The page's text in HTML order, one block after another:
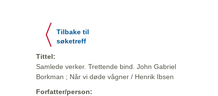
Tilbake til
søketreff
Tittel:
Samlede verker. Trettende bind. John Gabriel
Borkman ; Når vi døde vågner / Henrik Ibsen
Forfatter/person: